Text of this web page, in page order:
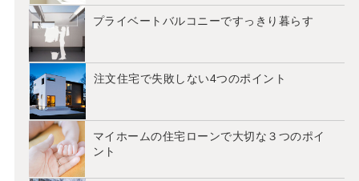
プライベートバルコニーですっきり暮らす
注文住宅で失敗しない4つのポイント
マイホームの住宅ローンで大切な３つのポイ
ント